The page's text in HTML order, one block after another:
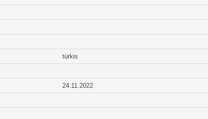
türkis
24.11.2022